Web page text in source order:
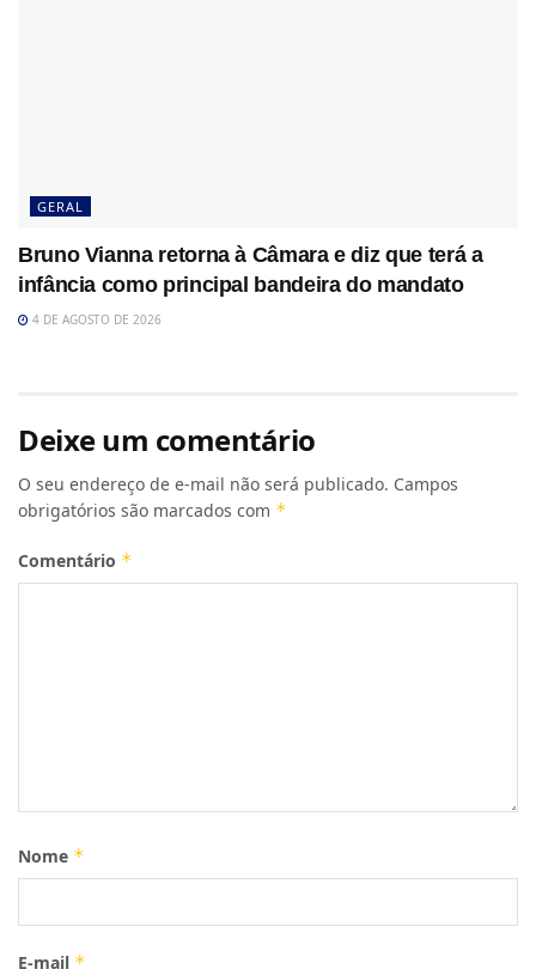
GERAL
Bruno Vianna retorna à Câmara e diz que terá a
infância como principal bandeira do mandato
4 DE AGOSTO DE 2026
Deixe um comentário
O seu endereço de e-mail não será publicado. Campos
obrigatórios são marcados com *
Comentário *
Nome *
E-mail *